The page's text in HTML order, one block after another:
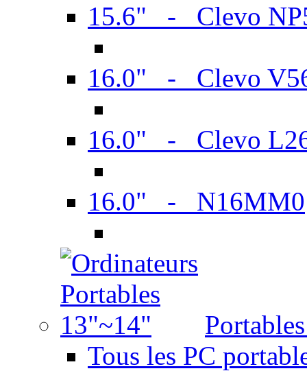
15.6" - Clevo
16.0" - Clevo
16.0" - Clevo
16.0" - N16MM0
Tous les PC